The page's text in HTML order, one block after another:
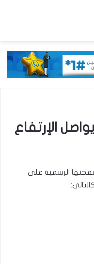
الإرتفاع
صفحتها الرسمية على